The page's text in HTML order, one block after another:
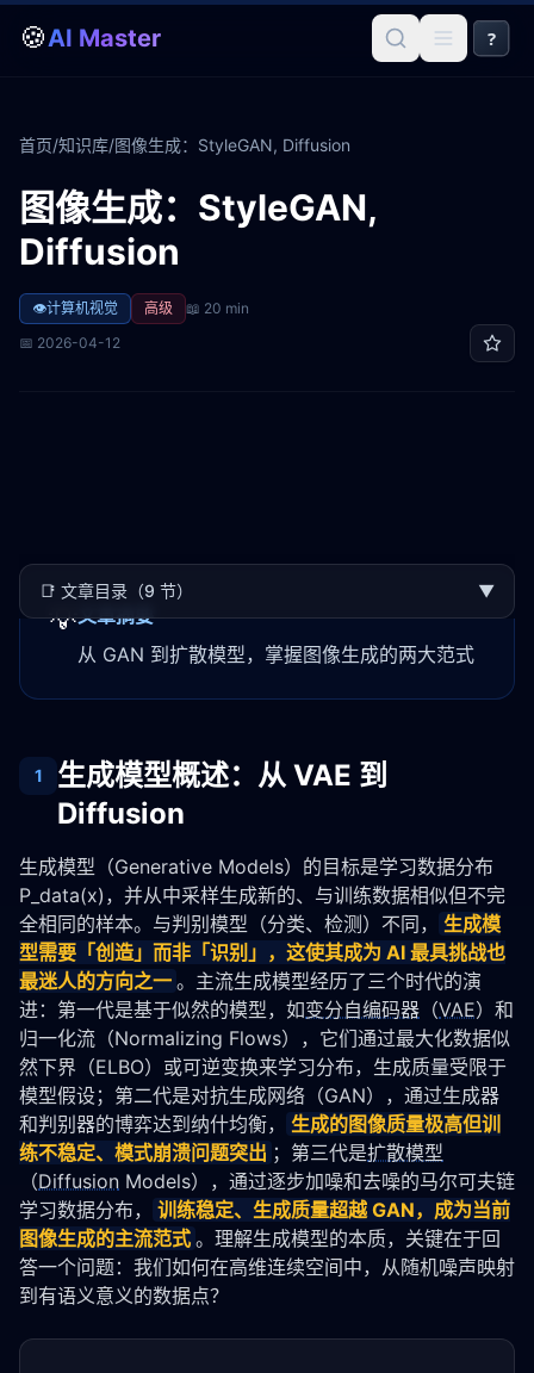
🍪AI Master ?
首页/知识库/图像生成：StyleGAN, Diffusion
图像生成：StyleGAN,
Diffusion
👁️计算机视觉 高级 📖 20 min
📅 2026-04-12
📑 文章目录（9 节） ▼
💡文章摘要
从 GAN 到扩散模型，掌握图像生成的两大范式
1
生成模型概述：从 VAE 到
Diffusion
生成模型（Generative Models）的目标是学习数据分布
P_data(x)，并从中采样生成新的、与训练数据相似但不完
全相同的样本。与判别模型（分类、检测）不同，
生成模
型需要「创造」而非「识别」，这使其成为 AI 最具挑战也
最迷人的方向之一 。主流生成模型经历了三个时代的演
进：第一代是基于似然的模型，如变分自编码器 （VAE）和
归一化流（Normalizing Flows），它们通过最大化数据似
然下界（ELBO）或可逆变换来学习分布，生成质量受限于
模型假设；第二代是对抗生成网络（GAN），通过生成器
和判别器的博弈达到纳什均衡，
生成的图像质量极高但训
练不稳定、模式崩溃问题突出 ；第三代是扩散模型
（Diffusion Models），通过逐步加噪和去噪的马尔可夫链
学习数据分布，
训练稳定、生成质量超越 GAN，成为当前
图像生成的主流范式 。理解生成模型的本质，关键在于回
答一个问题：我们如何在高维连续空间中，从随机噪声映射
到有语义意义的数据点？